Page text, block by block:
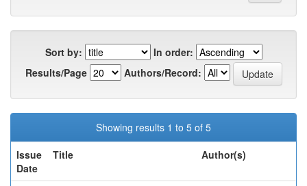
Sort by:
In order:
Results/Page
Authors/Record:
Showing results 1 to 5 of 5
Issue
Date
Title Author(s)